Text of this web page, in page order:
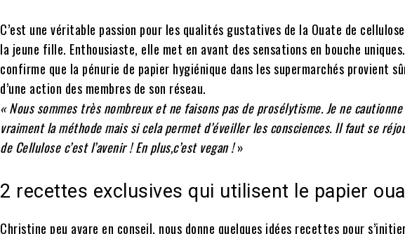
C’est une véritable passion pour les qualités gustatives de la Ouate de
la jeune fille. Enthousiaste, elle met en avant des sensations en bouche
confirme que la pénurie de papier hygiénique dans les supermarchés provient
d’une action des membres de son réseau.
« Nous sommes très nombreux et ne faisons pas de prosélytisme. Je ne cautionne
vraiment la méthode mais si cela permet d’éveiller les consciences. Il faut se
de Cellulose c’est l’avenir ! En plus,c’est vegan !»
2 recettes exclusives qui utilisent le papier
Christine peu avare en conseil, nous donne quelques idées recettes pour